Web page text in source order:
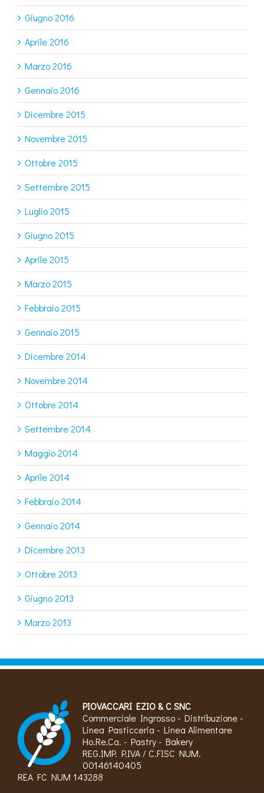
Giugno 2016
Aprile 2016
Marzo 2016
Gennaio 2016
Dicembre 2015
Novembre 2015
Ottobre 2015
Settembre 2015
Luglio 2015
Giugno 2015
Aprile 2015
Marzo 2015
Febbraio 2015
Gennaio 2015
Dicembre 2014
Novembre 2014
Ottobre 2014
Settembre 2014
Maggio 2014
Aprile 2014
Febbraio 2014
Gennaio 2014
Dicembre 2013
Ottobre 2013
Giugno 2013
Marzo 2013
PIOVACCARI EZIO & C SNC
Commerciale Ingrosso - Distribuzione -
Linea Pasticceria - Linea Alimentare
Ho.Re.Ca. - Pastry - Bakery
REG.IMP. P.IVA / C.FISC NUM.
00146140405
REA FC NUM 143288